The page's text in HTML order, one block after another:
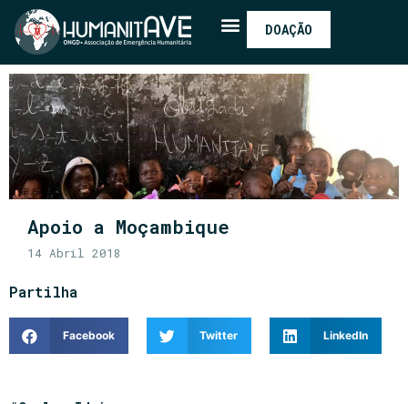
DOAÇÃO
Apoio a Moçambique
14 Abril 2018
Partilha
Facebook Twitter LinkedIn